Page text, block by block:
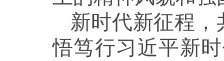
新时代新征程
悟笃行习近平新